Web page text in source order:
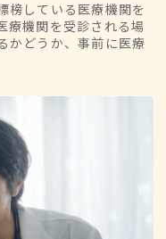
榜している医療機関を
療機関を受診される場
かどうか、事前に医療